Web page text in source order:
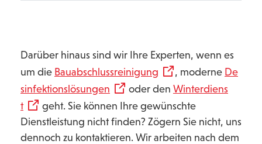
Darüber hinaus sind wir Ihre Experten, wenn es
um die Bauabschlussreinigung , moderne De
sinfektionslösungen
oder den Winterdiens
t
geht. Sie können Ihre gewünschte
Dienstleistung nicht finden? Zögern Sie nicht, uns
dennoch zu kontaktieren. Wir arbeiten nach dem